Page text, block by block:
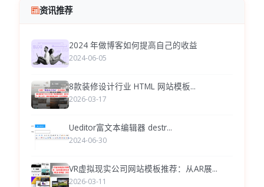
资讯推荐
2024 年做博客如何提高自己的收益
2024-06-05
8款装修设计行业 HTML 网站模板...
2026-03-17
Ueditor富文本编辑器 destr...
2024-06-30
VR虚拟现实公司网站模板推荐：从AR展...
2026-03-11